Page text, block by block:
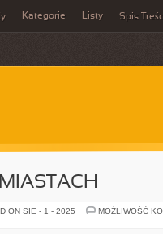
Kategorie Listy Spis
ON SIE - 1 - 2025
MOŻLIWOŚĆ